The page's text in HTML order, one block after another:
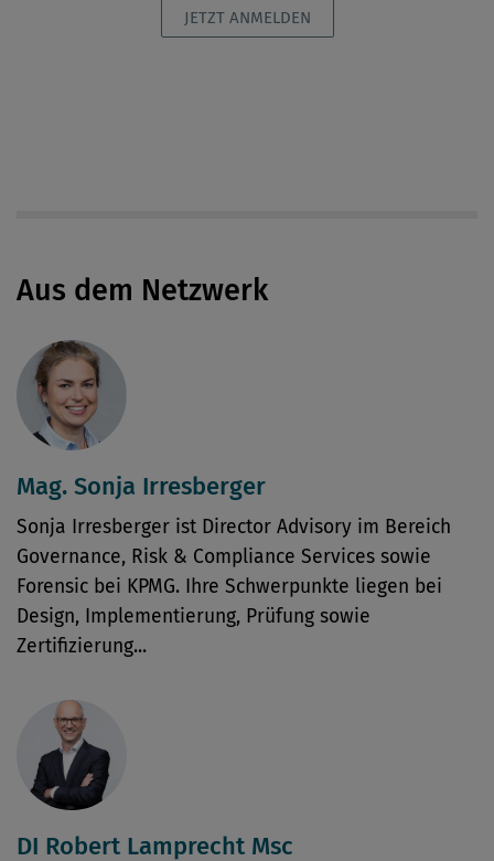
JETZT ANMELDEN
Aus dem Netzwerk
Mag. Sonja Irresberger
Sonja Irresberger ist Director Advisory im Bereich
Governance, Risk & Compliance Services sowie
Forensic bei KPMG. Ihre Schwerpunkte liegen bei
Design, Implementierung, Prüfung sowie
Zertifizierung...
DI Robert Lamprecht Msc